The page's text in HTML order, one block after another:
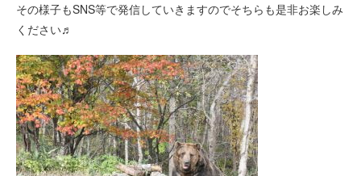
その様子もSNS等で発信していきますのでそちらも是非お楽しみ
ください♬